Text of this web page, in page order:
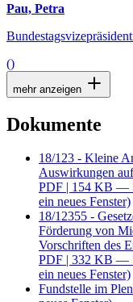
Pau, Petra
()
mehr anzeigen
Dokumente
18/123 - Kleine
Auswirkungen
PDF | 154 KB —
ein neues Fenster)
18/12355 -
Förderung von
Vorschriften des
PDF | 332 KB —
ein neues Fenster)
Fundstelle im